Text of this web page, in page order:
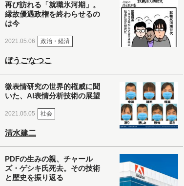
再び訪れる「就職氷河期」。
縁故優遇政権を終わらせるの
は今
2021.05.06 政治・経済
ぼうごなつこ
微表情研究の世界的権威に聞
いた、AI表情分析技術の展望
2021.05.05 社会
清水建二
PDFの生みの親、チャール
ズ・ゲシキ氏死去。その技術
と歴史を振り返る